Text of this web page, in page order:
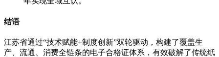
结语
江苏省通过“技术赋能+制度创新”双轮驱动，构建了覆盖生
产、流通、消费全链条的电子合格证体系，有效破解了传统纸